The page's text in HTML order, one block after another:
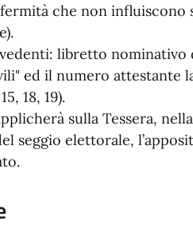
che non influiscono
libretto nominativo
ed il numero attestante
18, 19).
sulla Tessera,
seggio elettorale,